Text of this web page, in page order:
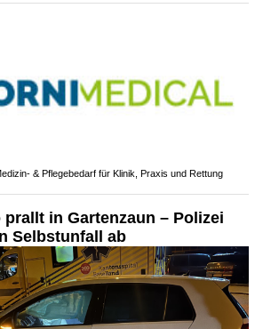
& Pflegebedarf für Klinik, Praxis und Rettung
in Gartenzaun – Polizei
Selbstunfall ab